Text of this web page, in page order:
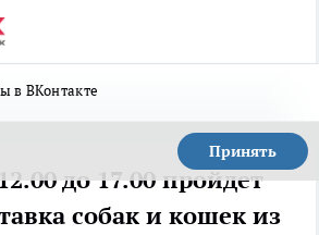
в ВКонтакте
Принять
до 17.00 пройдет
собак и кошек из